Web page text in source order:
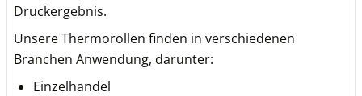
Druckergebnis.
Unsere Thermorollen finden in verschiedenen
Branchen Anwendung, darunter:
Einzelhandel